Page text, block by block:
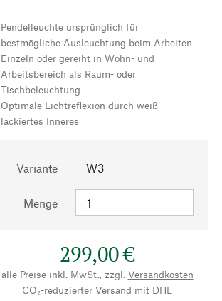
Pendelleuchte ursprünglich für
bestmögliche Ausleuchtung beim Arbeiten
Einzeln oder gereiht in Wohn- und
Arbeitsbereich als Raum- oder
Tischbeleuchtung
Optimale Lichtreflexion durch weiß
lackiertes Inneres
Variante W3
Menge
299,00 €
alle Preise inkl. MwSt., zzgl. Versandkosten
CO₂-reduzierter Versand mit DHL